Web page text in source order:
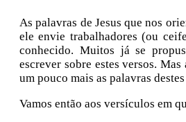
As palavras de Jesus que nos
ele envie trabalhadores (ou
conhecido. Muitos já se
escrever sobre estes versos.
um pouco mais as palavras
Vamos então aos versículos em